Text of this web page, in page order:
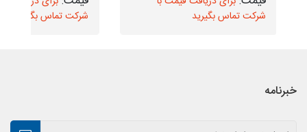
شرکت تماس بگیرید
شرکت تماس بگیرید
خبرنامه